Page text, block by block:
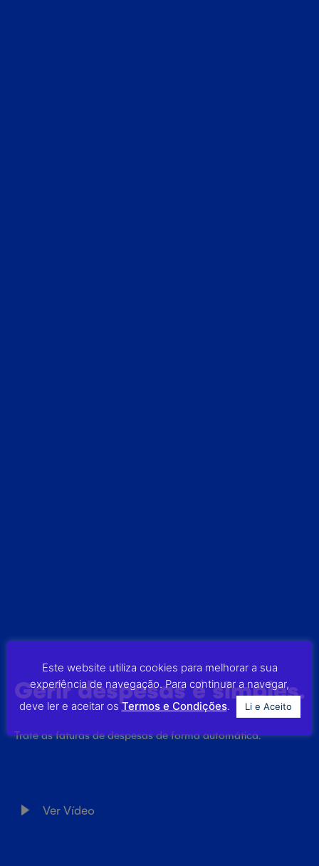
Gerir despesas é simples.
Trate as faturas de despesas de forma automática.
Ver Vídeo
Este website utiliza cookies para melhorar a sua
experiência de navegação. Para continuar a navegar,
deve ler e aceitar osTermos e Condições. Li e Aceito